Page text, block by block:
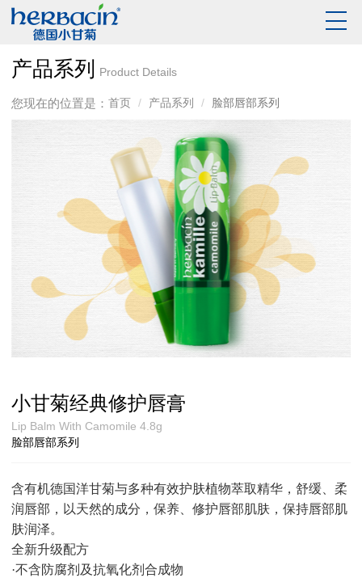
产品系列 Product Details
您现在的位置是：首页 产品系列 脸部唇部系列
小甘菊经典修护唇膏
Lip Balm With Camomile 4.8g
脸部唇部系列
含有机德国洋甘菊与多种有效护肤植物萃取精华，舒缓、柔
润唇部，以天然的成分，保养、修护唇部肌肤，保持唇部肌
肤润泽。
全新升级配方
·不含防腐剂及抗氧化剂合成物